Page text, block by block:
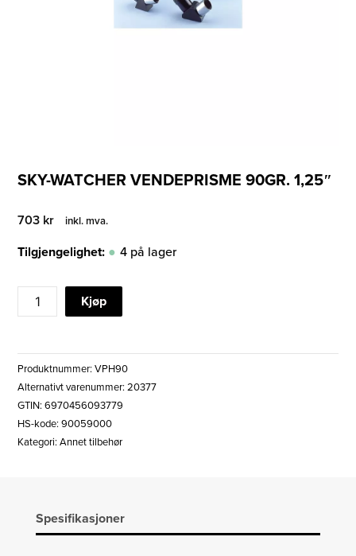
SKY-WATCHER VENDEPRISME 90GR. 1,25″
703 kr inkl. mva.
Tilgjengelighet: 4 på lager
SKY-
WATCHER
90GR.
1,25"
antall
Kjøp
Produktnummer:VPH90
Alternativt varenummer: 20377
GTIN: 6970456093779
HS-kode: 90059000
Kategori:Annet tilbehør
Spesifikasjoner